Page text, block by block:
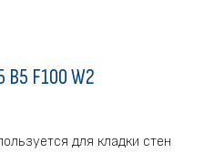
В5 F100 W2
для кладки стен